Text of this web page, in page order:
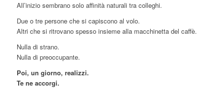
All’inizio sembrano solo affinità naturali tra colleghi.
Due o tre persone che si capiscono al volo.
Altri che si ritrovano spesso insieme alla macchinetta del caffè.
Nulla di strano.
Nulla di preoccupante.
Poi, un giorno, realizzi.
Te ne accorgi.